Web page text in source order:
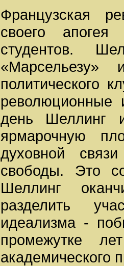
Французская
своего
студентов.
политического
революционные
день Шеллинг
ярмарочную
духовной
свободы. Это
Шеллинг
разделить
идеализма -
промежутке
академического